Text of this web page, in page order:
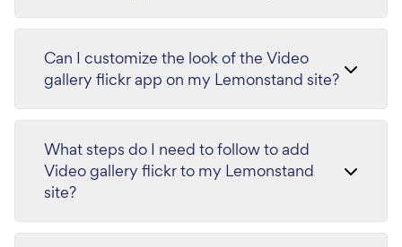
Can I customize the look of the Video
gallery flickr app on my Lemonstand site?
What steps do I need to follow to add
Video gallery flickr to my Lemonstand
site?